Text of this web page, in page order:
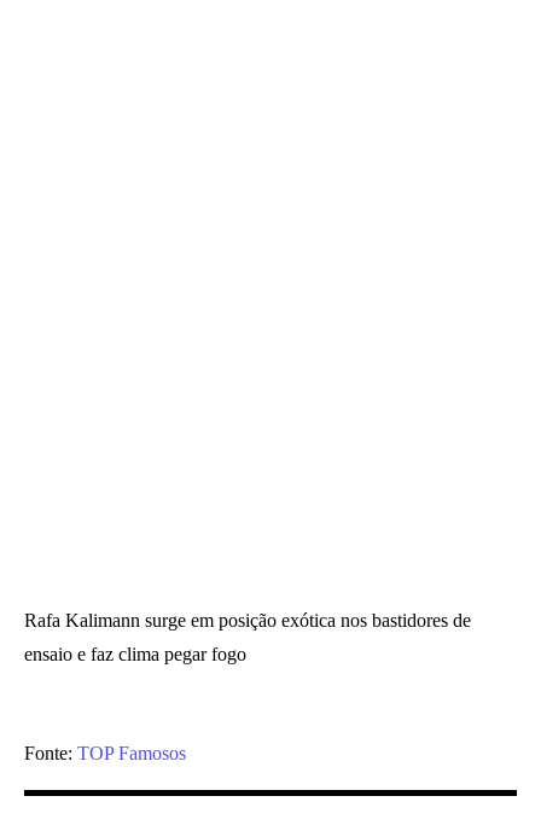
Rafa Kalimann surge em posição exótica nos bastidores de
ensaio e faz clima pegar fogo
Fonte: TOP Famosos